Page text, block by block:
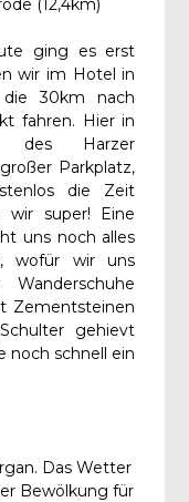
(12,4km)
ging es erst
wir im Hotel in
die 30km nach
fahren. Hier in
des Harzer
Parkplatz,
die Zeit
wir super! Eine
uns noch alles
wofür wir uns
Zementsteinen
gehievt
noch schnell ein
Das Wetter
Bewölkung für